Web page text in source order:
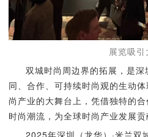
展览吸
双城时尚周边界的拓展，是
同、合作、可持续时尚观的生动
尚产业的大舞台上，凭借独特的
时尚潮流，为全球时尚产业发展贡
2025年深圳（龙华）·米兰双